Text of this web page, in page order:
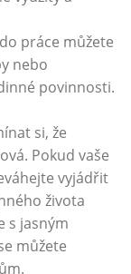
práce můžete
‌nebo
povinnosti.
⁤si, že
Pokud vaše
vyjádřit
života⁢
s jasným
můžete